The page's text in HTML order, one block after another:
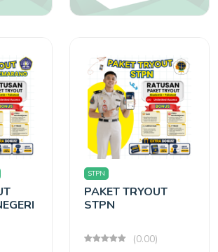
STPN
PAKET TRYOUT
STPN
(0.00)